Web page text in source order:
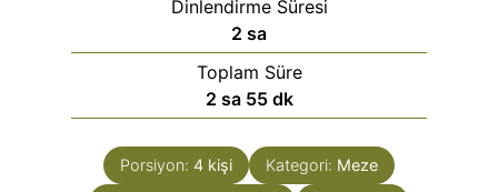
Dinlendirme Süresi
2 sa
Toplam Süre
2 sa 55 dk
Porsiyon: 4 kişi Kategori: Meze